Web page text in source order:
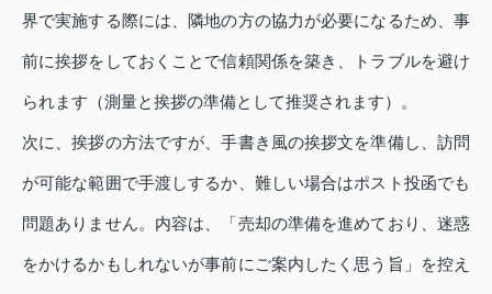
界で実施する際には、隣地の方の協力が必要になるため、事
前に挨拶をしておくことで信頼関係を築き、トラブルを避け
られます（測量と挨拶の準備として推奨されます）。
次に、挨拶の方法ですが、手書き風の挨拶文を準備し、訪問
が可能な範囲で手渡しするか、難しい場合はポスト投函でも
問題ありません。内容は、「売却の準備を進めており、迷惑
をかけるかもしれないが事前にご案内したく思う旨」を控え